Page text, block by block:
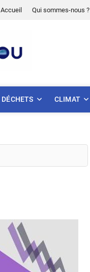
Accueil Qui sommes-nous ?
DÉCHETS CLIMAT